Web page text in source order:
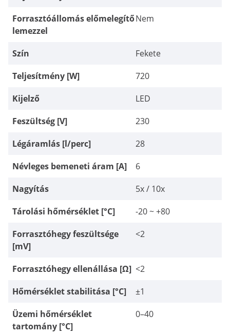
Forrasztóállomás előmelegítő
lemezzel
Nem
Szín
Fekete
Teljesítmény [W]
720
Kijelző
LED
Feszültség [V]
230
Légáramlás [l/perc]
28
Névleges bemeneti áram [A]
6
Nagyítás
5x / 10x
Tárolási hőmérséklet [°C]
-20 ~ +80
Forrasztóhegy feszültsége
[mV]
<2
Forrasztóhegy ellenállása [Ω] <2
Hőmérséklet stabilitása [°C]
±1
Üzemi hőmérséklet
tartomány [°C]
0–40